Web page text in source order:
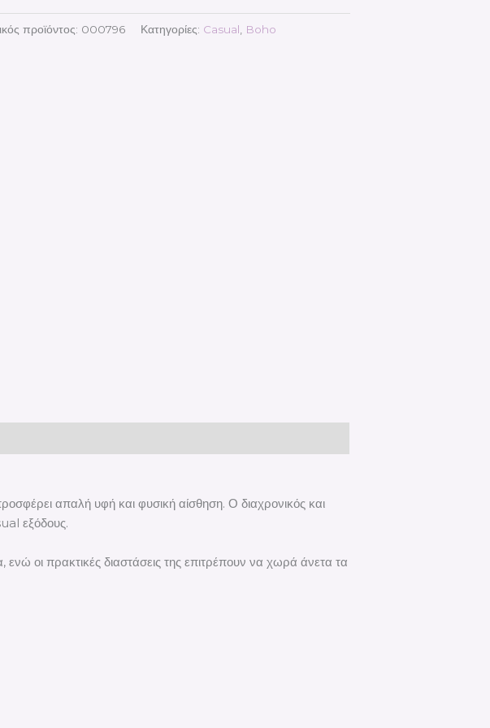
προϊόντος: 000796 Κατηγορίες: Casual Boho
απαλή υφή και φυσική αίσθηση. Ο διαχρονικός και
εξόδους.
οι πρακτικές διαστάσεις της επιτρέπουν να χωρά άνετα τα